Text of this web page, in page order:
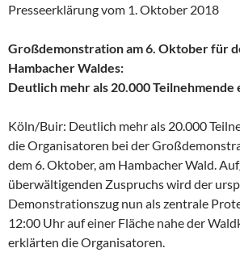
Presseerklärung vom 1. Oktober 2018
Großdemonstration am 6. Oktober für
Hambacher Waldes:
Deutlich mehr als 20.000
Köln/Buir: Deutlich mehr als 20.000
die Organisatoren bei der
dem 6. Oktober, am Hambacher Wald.
überwältigenden Zuspruchs wird der
Demonstrationszug nun als zentrale
12:00 Uhr auf einer Fläche nahe der
erklärten die Organisatoren.